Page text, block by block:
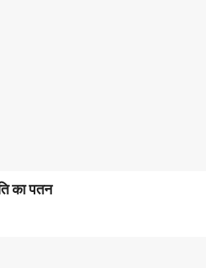
का पतन